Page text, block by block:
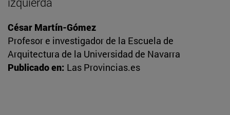
César Martín-Gómez
Profesor e investigador de la Escuela de
Arquitectura de la Universidad de Navarra
Publicado en: Las Provincias.es